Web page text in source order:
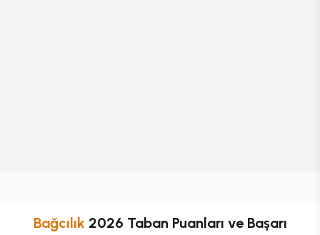
Bağcılık 2026 Taban Puanları ve Başarı